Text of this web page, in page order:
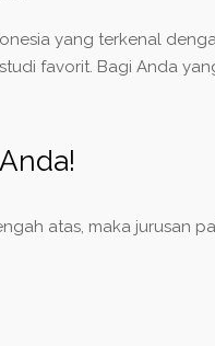
yang terkenal
favorit. Bagi Anda
atas, maka jurusan